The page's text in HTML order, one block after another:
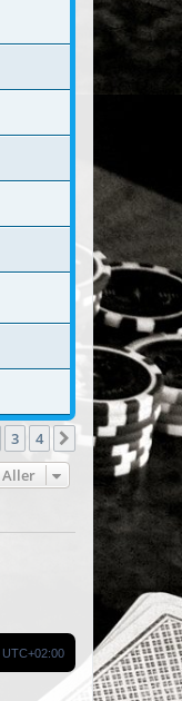
3 4 Suivant
Aller
UTC+02:00